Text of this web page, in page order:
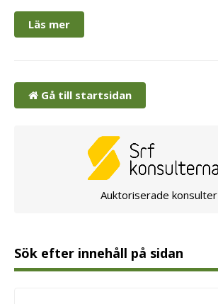
Läs mer
Gå till startsidan
Auktoriserade konsulter
Sök efter innehåll på sidan